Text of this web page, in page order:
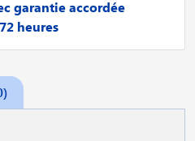
garantie accordée
heures